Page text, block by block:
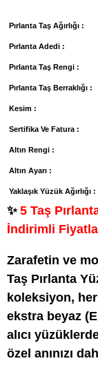
Pırlanta Taş Ağırlığı :
Pırlanta Adedi :
Pırlanta Taş Rengi :
Pırlanta Taş Berraklığı :
Kesim :
Sertifika Ve Fatura :
Altın Rengi :
Altın Ayarı :
Yaklaşık Yüzük Ağırlığı :
✨ 5 Taş
İndirimli
Zarafetin ve
Taş Pırlanta
koleksiyon,
ekstra beyaz
alıcı
özel anınızı